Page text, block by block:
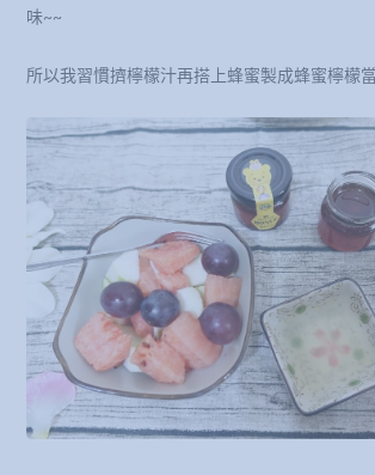
味~~
所以我習慣擠檸檬汁再搭上蜂蜜製成蜂蜜檸檬